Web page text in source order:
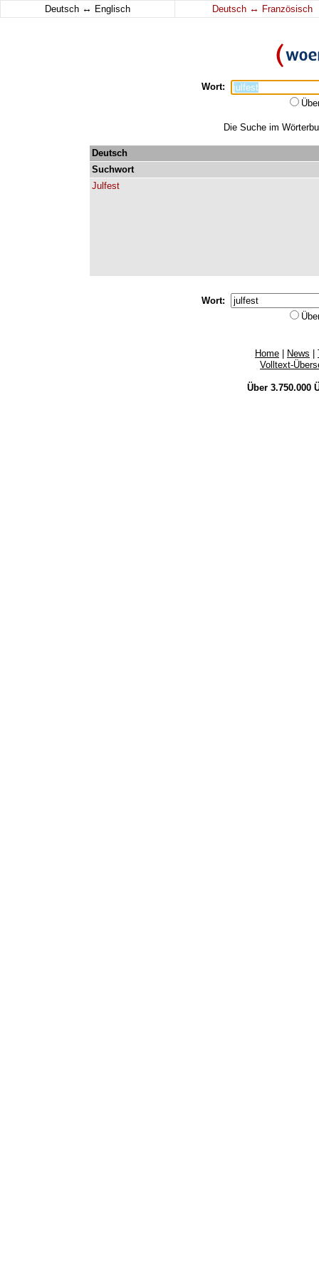
Deutsch ↔ Englisch Deutsch ↔ Französisch
Wort:
Die Suche im
Deutsch
Suchwort
Julfest
Wort:
Home News
Volltext-
Über 3.750.000